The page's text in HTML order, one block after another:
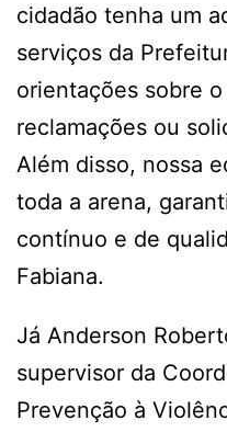
cidadão tenha um
serviços da
orientações sobre
reclamações ou
Além disso, nossa
toda a arena,
contínuo e de
Fabiana.
Já Anderson
supervisor da
Prevenção à